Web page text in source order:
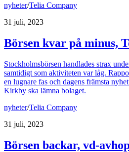
nyheter/Telia Company
31 juli, 2023
Börsen kvar på minus,
Stockholmsbörsen handlades strax
samtidigt som aktiviteten var låg.
en lugnare fas och dagens främsta
Kirkby ska lämna bolaget.
nyheter/Telia Company
31 juli, 2023
Börsen backar, vd-